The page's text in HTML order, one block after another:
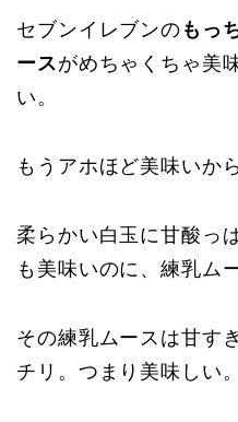
セブンイレブンの もっ
ースがめちゃくちゃ美
い。
もうアホほど美味いか
柔らかい白玉に甘酸っ
も美味いのに、練乳ム
その練乳ムースは甘す
チリ。つまり美味しい。